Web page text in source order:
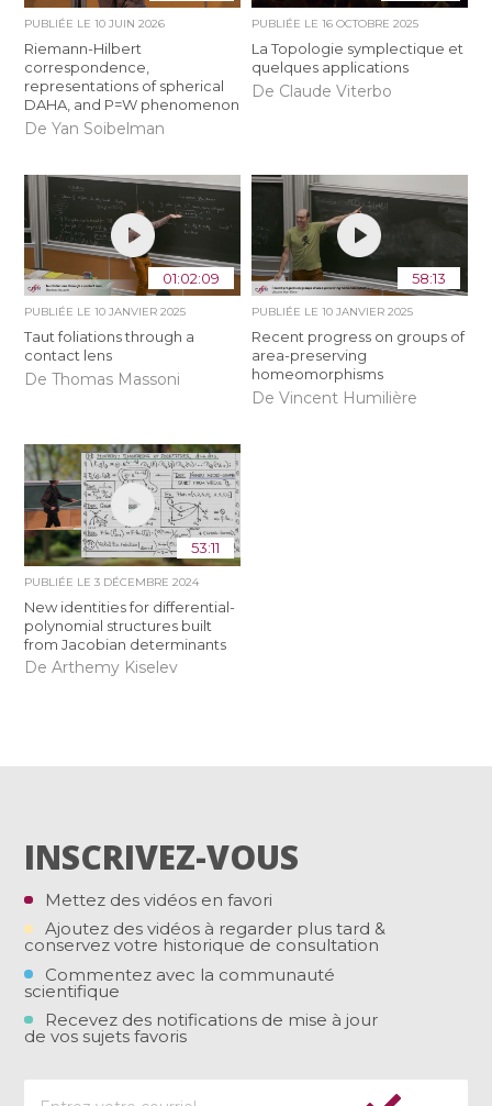
PUBLIÉE LE10 JUIN 2026
Riemann-Hilbert
correspondence,
representations of spherical
DAHA, and P=W phenomenon
De Yan Soibelman
PUBLIÉE LE 16 OCTOBRE 2025
La Topologie symplectique et
quelques applications
De Claude Viterbo
01:02:09
PUBLIÉE LE10 JANVIER 2025
Taut foliations through a
contact lens
De Thomas Massoni
58:13
PUBLIÉE LE 10 JANVIER 2025
Recent progress on groups of
area-preserving
homeomorphisms
De Vincent Humilière
53:11
PUBLIÉE LE3 DÉCEMBRE 2024
New identities for differential-
polynomial structures built
from Jacobian determinants
De Arthemy Kiselev
INSCRIVEZ-VOUS
Mettez des vidéos en favori
Ajoutez des vidéos à regarder plus tard &
conservez votre historique de consultation
Commentez avec la communauté
scientifique
Recevez des notifications de mise à jour
de vos sujets favoris